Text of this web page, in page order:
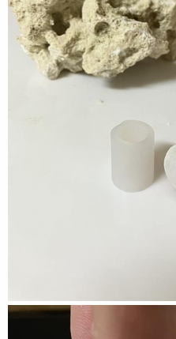
2024/08/22 網購設備到貨
2024/08/02 主缸+底缸+底櫃
2024/06/25 造浪討論
2024/06/23 底缸設計&循環討
這次的理想缸85(長)*55(深
粗估上缸+底缸水量合計共約
燈具: 施特馳Seatorch LM-15
造浪: 中科造浪Slim pro
KH監測: 斯瑪萊S-KH
PH&溫度監測: 斯瑪萊PH-03w